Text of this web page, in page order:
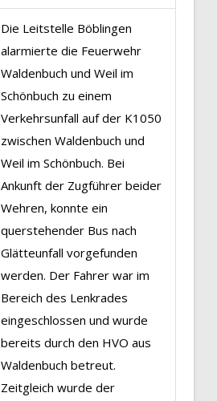
Die Leitstelle Böblingen
alarmierte die Feuerwehr
Waldenbuch und Weil im
Schönbuch zu einem
Verkehrsunfall auf der K1050
zwischen Waldenbuch und
Weil im Schönbuch. Bei
Ankunft der Zugführer beider
Wehren, konnte ein
querstehender Bus nach
Glätteunfall vorgefunden
werden. Der Fahrer war im
Bereich des Lenkrades
eingeschlossen und wurde
bereits durch den HVO aus
Waldenbuch betreut.
Zeitgleich wurde der